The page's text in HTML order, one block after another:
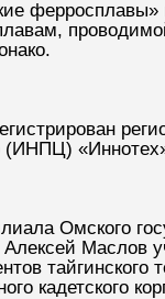
(ИНПЦ)
Омского
Маслов
тайгинского
кадетского